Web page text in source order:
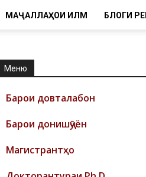
МАҶАЛЛАҲОИ ИЛМӢ БЛОГИ
Меню
Барои довталабон
Барои донишҷӯён
Магистрантҳо